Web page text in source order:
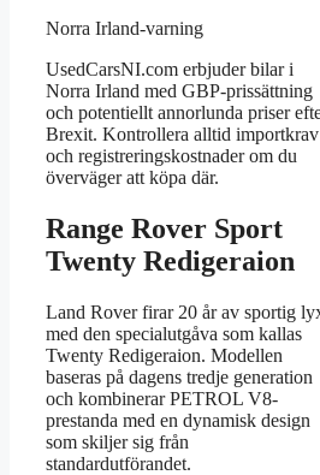
Norra Irland-varning
UsedCarsNI.com erbjuder bilar i
Norra Irland med GBP-prissättning
och potentiellt annorlunda priser
Brexit. Kontrollera alltid importkrav
och registreringskostnader om du
överväger att köpa där.
Range Rover Sport
Twenty Redigeraion
Land Rover firar 20 år av sportig
med den specialutgåva som kallas
Twenty Redigeraion. Modellen
baseras på dagens tredje generation
och kombinerar PETROL V8-
prestanda med en dynamisk design
som skiljer sig från
standardutförandet.